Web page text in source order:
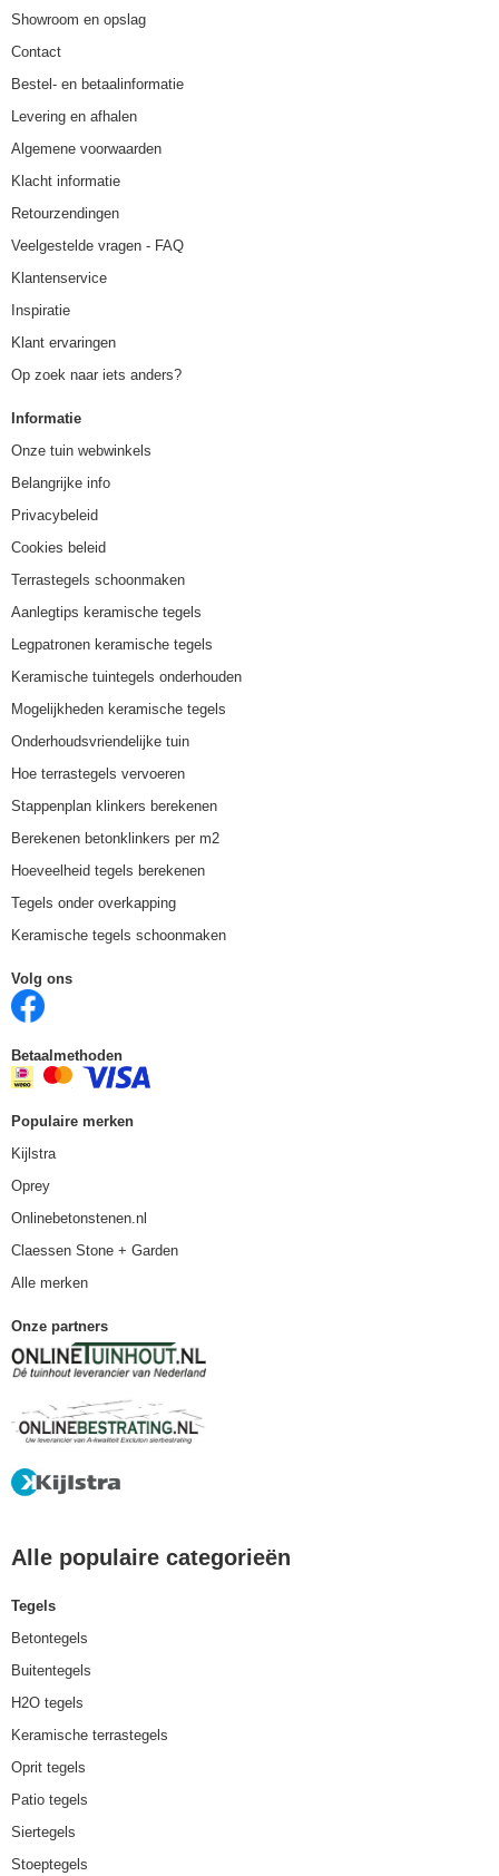
Showroom en opslag
Contact
Bestel- en betaalinformatie
Levering en afhalen
Algemene voorwaarden
Klacht informatie
Retourzendingen
Veelgestelde vragen - FAQ
Klantenservice
Inspiratie
Klant ervaringen
Op zoek naar iets anders?
Informatie
Onze tuin webwinkels
Belangrijke info
Privacybeleid
Cookies beleid
Terrastegels schoonmaken
Aanlegtips keramische tegels
Legpatronen keramische tegels
Keramische tuintegels onderhouden
Mogelijkheden keramische tegels
Onderhoudsvriendelijke tuin
Hoe terrastegels vervoeren
Stappenplan klinkers berekenen
Berekenen betonklinkers per m2
Hoeveelheid tegels berekenen
Tegels onder overkapping
Keramische tegels schoonmaken
Volg ons
Betaalmethoden
Populaire merken
Kijlstra
Oprey
Onlinebetonstenen.nl
Claessen Stone + Garden
Alle merken
Onze partners
Alle populaire categorieën
Tegels
Betontegels
Buitentegels
H2O tegels
Keramische terrastegels
Oprit tegels
Patio tegels
Siertegels
Stoeptegels